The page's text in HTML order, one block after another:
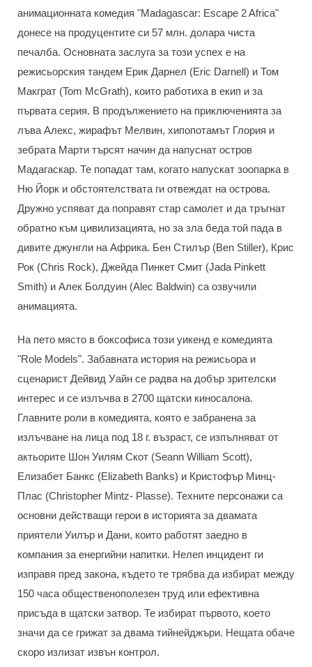
анимационната комедия "Madagascar: Escape 2 Africa"
донесе на продуцентите си 57 млн. долара чиста
печалба. Основната заслуга за този успех е на
режисьорския тандем Ерик Дарнел (Eric Darnell) и Том
Макграт (Tom McGrath), които работиха в екип и за
първата серия. В продължението на приключенията за
лъва Алекс, жирафът Мелвин, хипопотамът Глория и
зебрата Марти търсят начин да напуснат остров
Мадагаскар. Те попадат там, когато напускат зоопарка в
Ню Йорк и обстоятелствата ги отвеждат на острова.
Дружно успяват да поправят стар самолет и да тръгнат
обратно към цивилизацията, но за зла беда той пада в
дивите джунгли на Африка. Бен Стилър (Ben Stiller), Крис
Рок (Chris Rock), Джейда Пинкет Смит (Jada Pinkett
Smith) и Алек Болдуин (Alec Baldwin) са озвучили
анимацията.
На пето място в боксофиса този уикенд е комедията
"Role Models". Забавната история на режисьора и
сценарист Дейвид Уайн се радва на добър зрителски
интерес и се излъчва в 2700 щатски киносалона.
Главните роли в комедията, която е забранена за
излъчване на лица под 18 г. възраст, се изпълняват от
актьорите Шон Уилям Скот (Seann William Scott),
Елизабет Банкс (Elizabeth Banks) и Кристофър Минц-
Плас (Christopher Mintz- Plasse). Техните персонажи са
основни действащи герои в историята за двамата
приятели Уилър и Дани, които работят заедно в
компания за енергийни напитки. Нелеп инцидент ги
изправя пред закона, където те трябва да избират между
150 часа общественополезен труд или ефективна
присъда в щатски затвор. Те избират първото, което
значи да се грижат за двама тийнейджъри. Нещата обаче
скоро излизат извън контрол.